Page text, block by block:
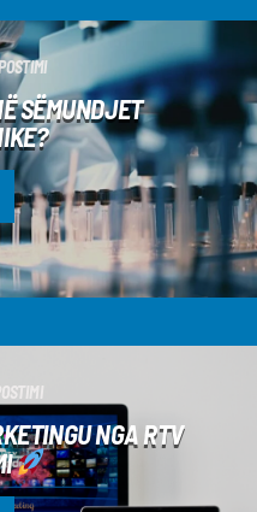
SËMUNDJET
NGA RTV